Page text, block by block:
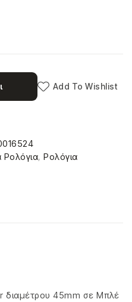
Add To Wishlist
Ρολόγια, Ρολόγια
διαμέτρου 45mm σε Μπλέ